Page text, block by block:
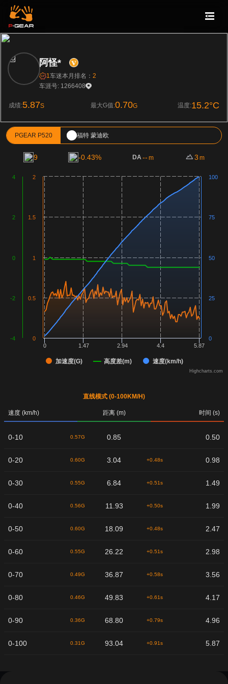
阿怪*
1车迷本月排名： 2
车涯号: 1266408
成绩:5.87S 最大G值:0.70G 温度:15.2°C
PGEAR P520 福特 蒙迪欧
9 -0.43% DA-- m 3 m
加速度(G) 高度差(m) 速度(km/h)
0 1.47 2.94 4.4 5.87
0
0.5
1
1.5
2
-4
-2
0
2
4
0
25
50
75
100
Highcharts.com
直线模式 (0-100KM/H)
速度 (km/h) 距离 (m) 时间 (s)
0-10 0.57G 0.85 0.50
0-20 0.60G 3.04 +0.48s 0.98
0-30 0.55G 6.84 +0.51s 1.49
0-40 0.56G 11.93 +0.50s 1.99
0-50 0.60G 18.09 +0.48s 2.47
0-60 0.55G 26.22 +0.51s 2.98
0-70 0.49G 36.87 +0.58s 3.56
0-80 0.46G 49.83 +0.61s 4.17
0-90 0.36G 68.80 +0.79s 4.96
0-100 0.31G 93.04 +0.91s 5.87